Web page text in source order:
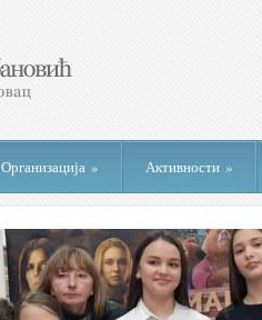
Организација » Активности »